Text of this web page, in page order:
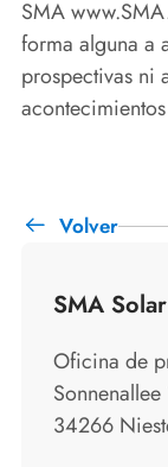
SMA
forma alguna a
prospectivas ni
Volver
SMA
Oficina de
Sonnenallee
34266